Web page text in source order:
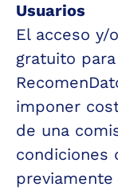
Usuarios
El acceso y/
gratuito
imponer
de una
condiciones